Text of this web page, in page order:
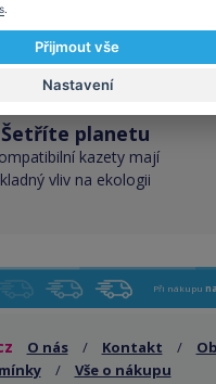
Šetříte planetu
kazety mají
kladný vliv na ekologii
Při nákupu
O nás / Kontakt /
/ Vše o nákupu
Přijmout vše
Nastavení